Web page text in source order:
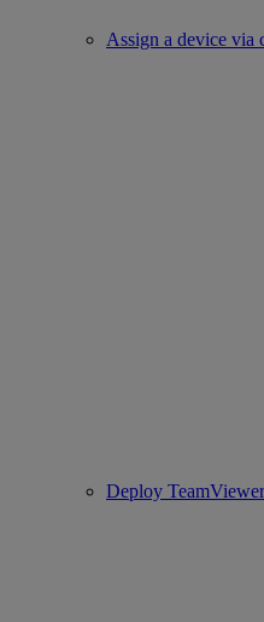
Assign a device via
Deploy